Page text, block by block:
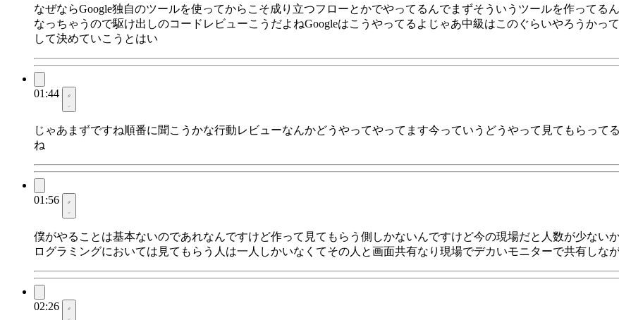
なぜならGoogle独自のツールを使ってからこそ成り立つフローとかでやってるんでまずそういうツールを作ってる
なっちゃうので駆け出しのコードレビューこうだよねGoogleはこうやってるよじゃあ中級はこのぐらいやろうかっ
して決めていこうとはい
01:44
じゃあまずですね順番に聞こうかな行動レビューなんかどうやってやってます今っていうどうやって見てもらっ
ね
01:56
僕がやることは基本ないのであれなんですけど作って見てもらう側しかないんですけど今の現場だと人数が少ない
ログラミングにおいては見てもらう人は一人しかいなくてその人と画面共有なり現場でデカいモニターで共有しな
02:26